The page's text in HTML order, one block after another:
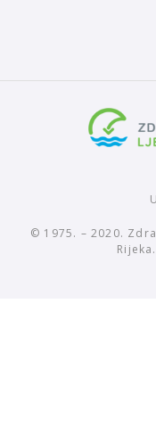
© 1975. – 2020.